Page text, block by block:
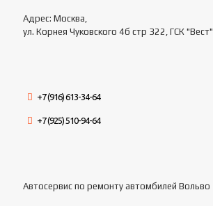
Адрес: Москва,
ул. Корнея Чуковского 4б стр 322, ГСК "Вест"
+7 (916) 613-34-64
+7 (925) 510-94-64
Автосервис по ремонту автомбилей Вольво